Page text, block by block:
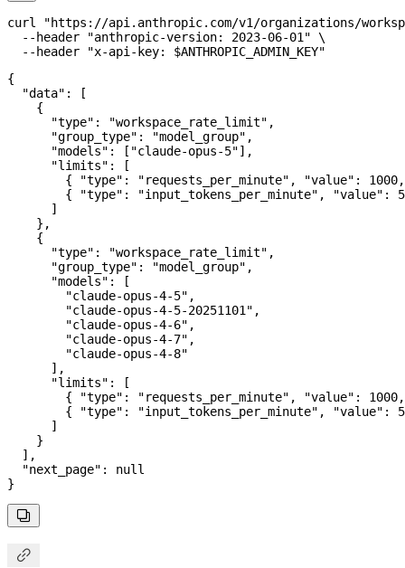
curl
"https://api.anthropic.com/v1/organizations/
  --header
"anthropic-version: 2023-06-01" \
  --header
"x-api-key: $ANTHROPIC_ADMIN_KEY"
{
  "data"
: [
    {
      "type"
: "workspace_rate_limit" ,
      "group_type"
: "model_group" ,
      "models"
: [ "claude-opus-5"],
      "limits"
: [
        {
"type" : "requests_per_minute" , "value" : 1000
        {
"type" : "input_tokens_per_minute" , "value" :
      ]
    },
    {
      "type"
: "workspace_rate_limit" ,
      "group_type"
: "model_group" ,
      "models"
: [
        "claude-opus-4-5"
,
        "claude-opus-4-5-20251101"
,
        "claude-opus-4-6"
,
        "claude-opus-4-7"
,
        "claude-opus-4-8"
      ],
      "limits"
: [
        {
"type" : "requests_per_minute" , "value" : 1000
        {
"type" : "input_tokens_per_minute" , "value" :
      ]
    }
  ],
  "next_page"
: null
}

